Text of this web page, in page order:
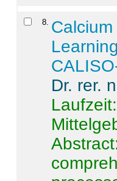
8
Dr. rer.